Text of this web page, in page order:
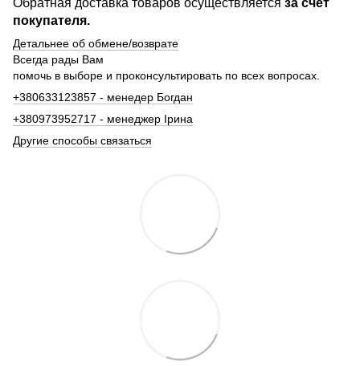
Обратная доставка товаров осуществляется за счет
покупателя.
Детальнее об обмене/возврате
Всегда рады Вам
помочь в выборе и проконсультировать по всех вопросах.
+380633123857 - менедер Богдан
+380973952717 - менеджер Ірина
Другие способы связаться